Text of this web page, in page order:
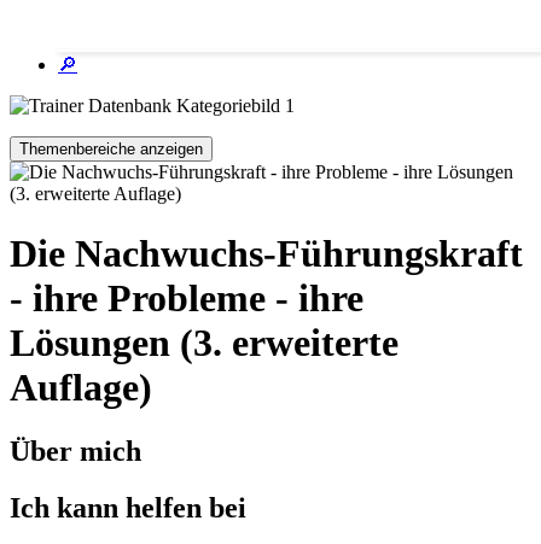
🔎
Themenbereiche anzeigen
Die Nachwuchs-Führungskraft
- ihre Probleme - ihre
Lösungen (3. erweiterte
Auflage)
Über mich
Ich kann helfen bei